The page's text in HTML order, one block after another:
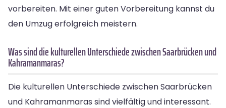
vorbereiten. Mit einer guten Vorbereitung kannst du
den Umzug erfolgreich meistern.
Was sind die kulturellen Unterschiede zwischen Saarbrücken und
Kahramanmaras?
Die kulturellen Unterschiede zwischen Saarbrücken
und Kahramanmaras sind vielfältig und interessant.